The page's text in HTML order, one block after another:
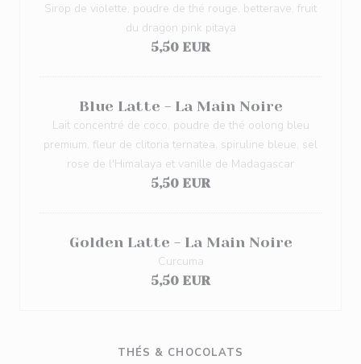
Sirop de violette, poudre de thé rouge, betterave, fruit
du dragon pink pitaya
5,50 EUR
Blue Latte - La Main Noire
Lait concentré de coco, poudre de thé oolong bleu
premium, fleur de clitoria ternatea, spiruline bleue, sel
rose de l'Himalaya et vanille de Madagascar
5,50 EUR
Golden Latte - La Main Noire
Curcuma
5,50 EUR
THÉS & CHOCOLATS